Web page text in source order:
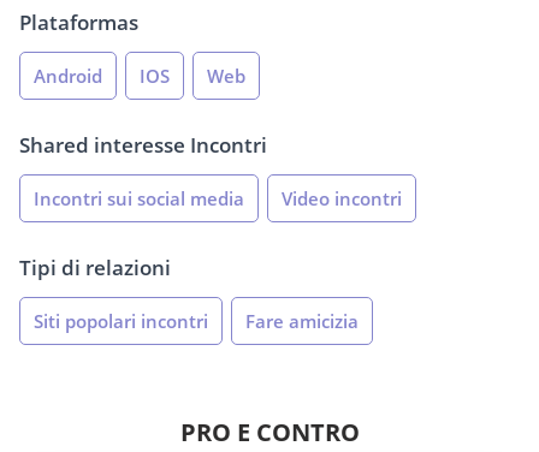
Plataformas
Android IOS Web
Shared interesse Incontri
Incontri sui social media Video incontri
Tipi di relazioni
Siti popolari incontri Fare amicizia
PRO E CONTRO